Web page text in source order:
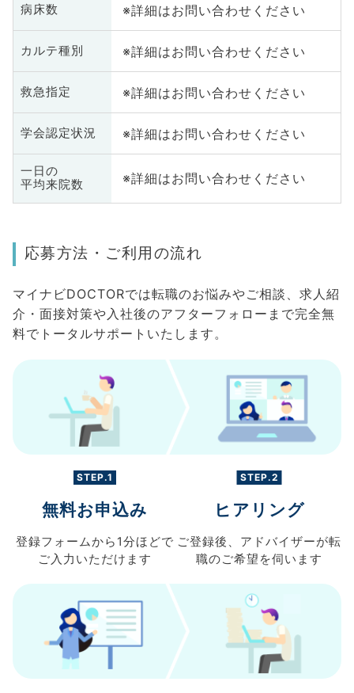
病床数 ※詳細はお問い合わせください
カルテ種別 ※詳細はお問い合わせください
救急指定 ※詳細はお問い合わせください
学会認定状況 ※詳細はお問い合わせください
一日の
平均来院数
※詳細はお問い合わせください
応募方法・ご利用の流れ
マイナビDOCTORでは転職のお悩みやご相談、求人紹
介・面接対策や入社後のアフターフォローまで完全無
料でトータルサポートいたします。
STEP.1
無料お申込み
登録フォームから 1分ほどで
ご入力 いただけます
STEP.2
ヒアリング
ご登録後、 アドバイザーが転
職のご希望を伺います